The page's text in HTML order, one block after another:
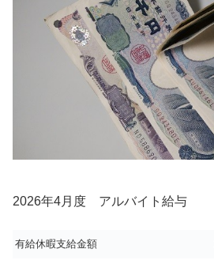
2026年4月度 アルバイト給与
有給休暇支給金額